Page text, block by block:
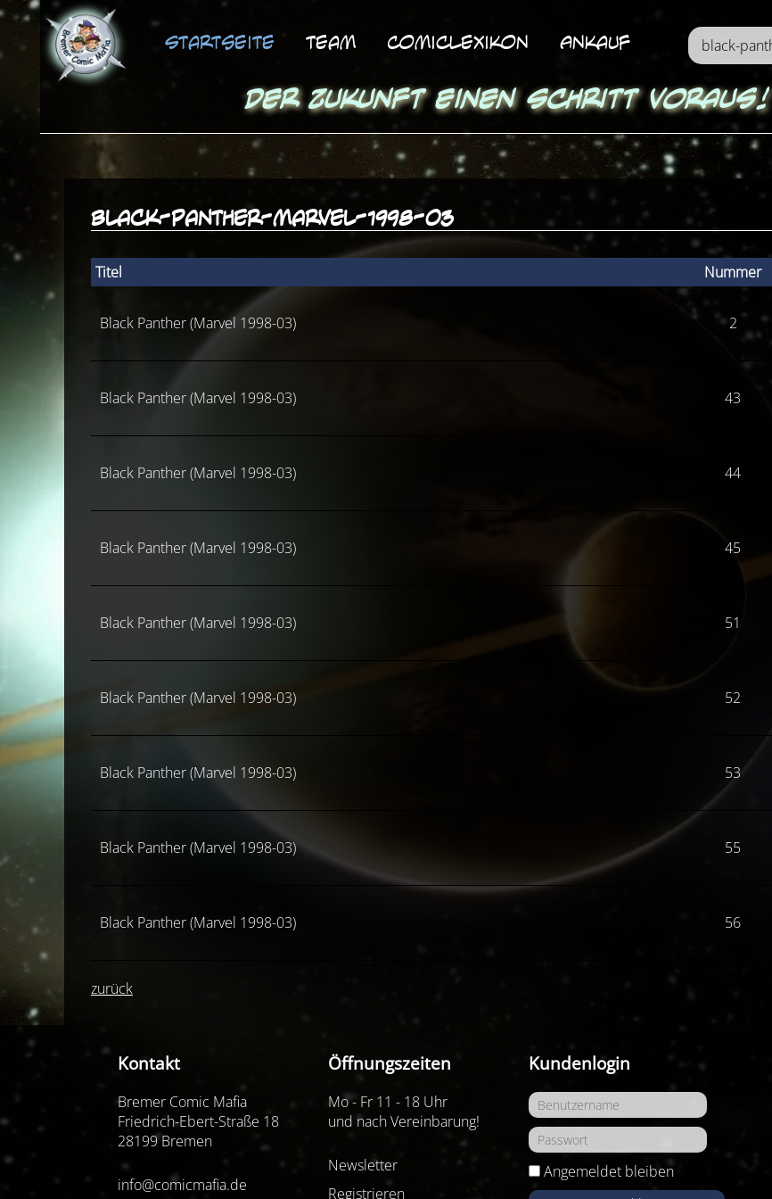
Startseite Team ComicLexikon Ankauf
Der Zukunft einen Schritt voraus!
black-panther-marvel-1998-03
Titel Nummer
Black Panther (Marvel 1998-03) 2
Black Panther (Marvel 1998-03) 43
Black Panther (Marvel 1998-03) 44
Black Panther (Marvel 1998-03) 45
Black Panther (Marvel 1998-03) 51
Black Panther (Marvel 1998-03) 52
Black Panther (Marvel 1998-03) 53
Black Panther (Marvel 1998-03) 55
Black Panther (Marvel 1998-03) 56
zurück
Kontakt
Bremer Comic Mafia
Friedrich-Ebert-Straße 18
28199 Bremen
info@comicmafia.de
Öffnungszeiten
Mo - Fr 11 - 18 Uhr
und nach Vereinbarung!
Newsletter
Registrieren
Kundenlogin
Angemeldet bleiben